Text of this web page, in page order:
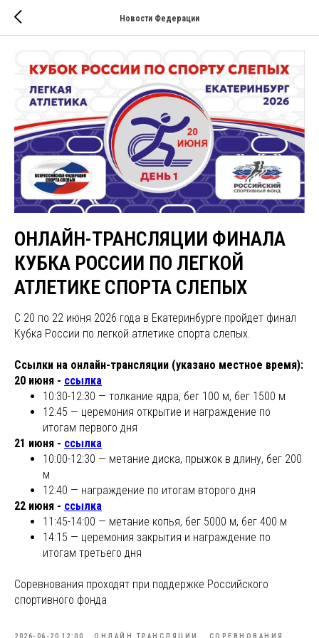
Новости Федерации
ОНЛАЙН-ТРАНСЛЯЦИИ ФИНАЛА
КУБКА РОССИИ ПО ЛЕГКОЙ
АТЛЕТИКЕ СПОРТА СЛЕПЫХ
С 20 по 22 июня 2026 года в Екатеринбурге пройдет финал
Кубка России по легкой атлетике спорта слепых.
Ссылки на онлайн-трансляции (указано местное время):
20 июня - ссылка
10:30-12:30 — толкание ядра, бег 100 м, бег 1500 м
12:45 — церемония открытие и награждение по
итогам первого дня
21 июня - ссылка
10:00-12:30 — метание диска, прыжок в длину, бег 200
м
12:40 — награждение по итогам второго дня
22 июня - ссылка
11:45-14:00 — метание копья, бег 5000 м, бег 400 м
14:15 — церемония закрытия и награждение по
итогам третьего дня
Соревнования проходят при поддержке Российского
спортивного фонда
2026-06-20 12:00 ОНЛАЙН ТРАНСЛЯЦИИ СОРЕВНОВАНИЯ